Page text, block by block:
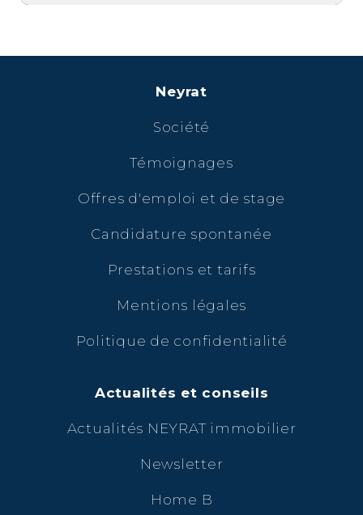
Neyrat
Société
Témoignages
Offres d'emploi et de stage
Candidature spontanée
Prestations et tarifs
Mentions légales
Politique de confidentialité
Actualités et conseils
Actualités NEYRAT immobilier
Newsletter
Home B